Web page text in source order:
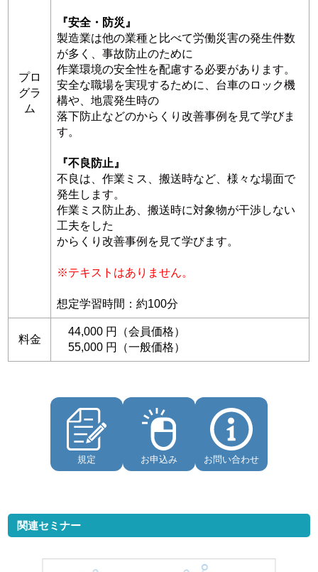
プロ
グラ
ム
『安全・防災』
製造業は他の業種と比べて労働災害の発生件数
が多く、事故防止のために
作業環境の安全性を配慮する必要があります。
安全な職場を実現するために、台車のロック機
構や、地震発生時の
落下防止などのからくり改善事例を見て学びま
す。
『不良防止』
不良は、作業ミス、搬送時など、様々な場面で
発生します。
作業ミス防止あ、搬送時に対象物が干渉しない
工夫をした
からくり改善事例を見て学びます。
※テキストはありません。
想定学習時間：約100分
料金
44,000 円（会員価格）
55,000 円（一般価格）
規定 お申込み お問い合わせ
関連セミナー